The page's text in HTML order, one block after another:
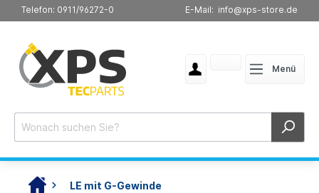
Telefon: 0911/96272-0 E-Mail: info@xps-store.de
Menü
LE mit G-Gewinde